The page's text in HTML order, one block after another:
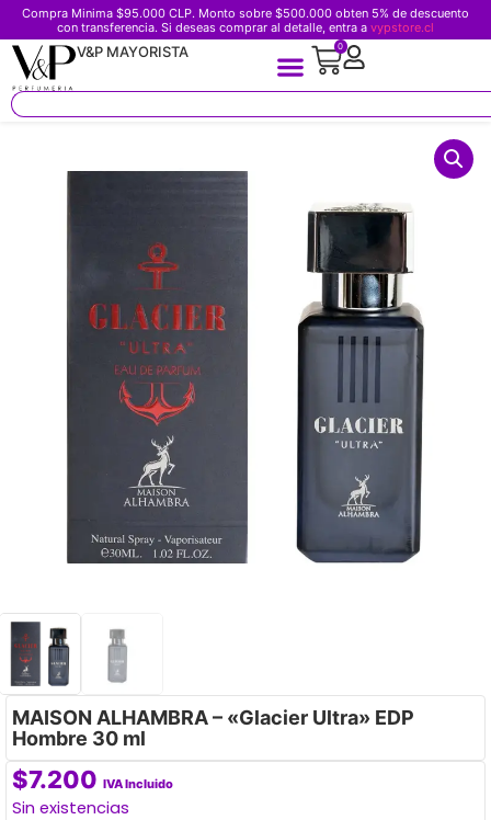
Compra Minima $95.000 CLP. Monto sobre $500.000 obten 5% de descuento
con transferencia. Si deseas comprar al detalle, entra a vypstore.cl
V&P MAYORISTA 0
MAISON ALHAMBRA – «Glacier Ultra» EDP
Hombre 30 ml
$7.200 IVA Incluido
Sin existencias